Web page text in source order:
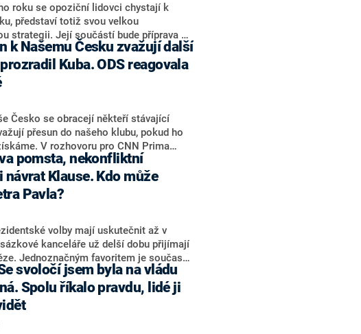
roku se opoziční lidovci chystají k
představí totiž svou velkou
strategii. Její součástí bude příprava na
řekl ve středu na setkání s novináři
lidovců Jan Grolich. Ten zároveň v
kandiduje ve Vyškově. Popsal i
o níž vládní strany nebo političtí
jako o slabé a v defenzivě. „Je to
upozorňovat na chyby vlády. Ministři s
do debat. Chceme ale ukazovat
odpověděl Grolich na dotaz CNN Prima
Kuba. ODS reagovala
Česko se obracejí někteří stávající
přesun do našeho klubu, pokud ho
V rozhovoru pro CNN Prima
zakladatel hnutí a jihočeský hejtman
Konkrétní nebyl, ale získat by takto mohl
Zdeňka Hrabu, který je dnes
ODS a TOP 09. Hraba to na dotaz
Předseda klubu senátorů ODS
redakci řekl, že počítá s odchodem
z klubu a že Naše Česko není
návrat Klause. Kdo může
Pavla?
volby mají uskutečnit až v
kanceláře už delší dobu přijímají
Jednoznačným favoritem je současná
Pavel. Daleko za ním pak bookmakeři
politiky ANO, tedy premiéra
a ministra průmyslu Karla Havlíčka.
samotných sázkařů je poslanec za
Turek. Politolog Jan Kubáček nicméně
svoločí jsem byla na vládu
Spolu říkalo pravdu, lidé ji